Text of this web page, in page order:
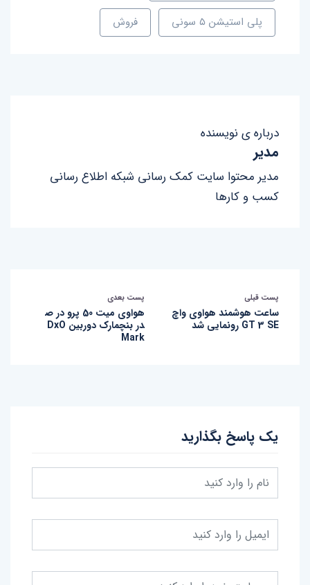
پلی استیشن ۵ سونی فروش
درباره ی نویسنده
مدیر
مدیر محتوا سایت کمک رسانی شبکه اطلاع رسانی
کسب و کارها
پست قبلی
ساعت هوشمند هواوی واچ
GT 3 SE رونمایی شد
پست بعدی
هواوی میت 50 پرو در ص
در بنچمارک دوربین DxO
Mark
یک پاسخ بگذارید